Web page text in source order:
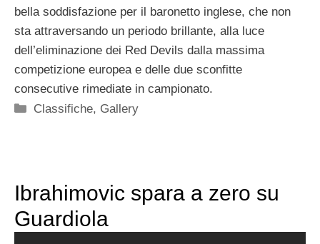
bella soddisfazione per il baronetto inglese, che non
sta attraversando un periodo brillante, alla luce
dell’eliminazione dei Red Devils dalla massima
competizione europea e delle due sconfitte
consecutive rimediate in campionato.
Categorie
Classifiche, Gallery
Ibrahimovic spara a zero su
Guardiola